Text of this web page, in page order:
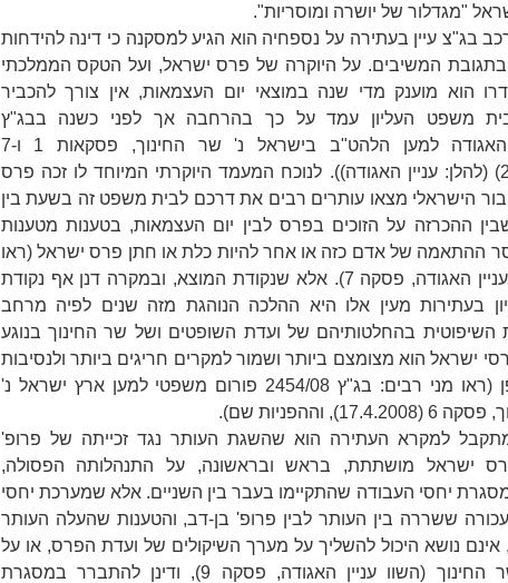
"מגדלור של יושרה ומוסריות".
בג"צ עיין בעתירה על נספחיה הוא הגיע למסקנה כי דינה להידחות
המשיבים. על היוקרה של פרס ישראל, ועל הטקס הממלכתי
הוא מוענק מדי שנה במוצאי יום העצמאות, אין צורך להכביר
משפט העליון עמד על כך בהרחבה אך לפני כשנה בבג"ץ
האגודה למען הלהט"ב בישראל נ' שר החינוך
, פסקאות 1 ו-7
עניין האגודה)). לנוכח המעמד היוקרתי המיוחד לו זכה פרס
הישראלי מצאו עותרים רבים את דרכם לבית משפט זה בשעת בין
ההכרזה על הזוכים בפרס לבין יום העצמאות, בטענות מטענות
ההתאמה של אדם כזה או אחר להיות כלת או חתן פרס ישראל (ראו
האגודה
, פסקה 7). אלא שנקודת המוצא, ובמקרה דנן אף נקודת
בעתירות מעין אלו היא ההלכה הנוהגת מזה שנים לפיה מרחב
השיפוטית בהחלטותיהם של ועדת השופטים ושל שר החינוך בנוגע
ישראל הוא מצומצם ביותר ושמור למקרים חריגים ביותר ולנסיבות
מני רבים: בג"ץ 2454/08
פורום משפטי למען ארץ ישראל נ'
, פסקה 6 (17.4.2008), וההפניות שם).
למקרא העתירה הוא שהשגת העותר נגד זכייתה של פרופ'
ישראל מושתתת, בראש ובראשונה, על התנהלותה הפסולה,
יחסי העבודה שהתקיימו בעבר בין השניים. אלא שמערכת יחסי
ששררה בין העותר לבין פרופ' בן-דב, והטענות שהעלה העותר
אינם נושא היכול להשליך על מערך השיקולים של ועדת הפרס, או על
(השוו עניין האגודה
, פסקה 9), ודינן להתברר במסגרת